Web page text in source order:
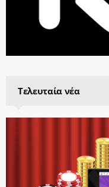
Τελευταία νέα